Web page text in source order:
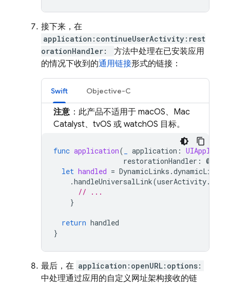
接下来，在
application:continueUserActivity:rest
orationHandler:
方法中处理在已安装应用
的情况下收到的通用链接形式的链接：
Swift Objective-C
注意：此产品不适用于 macOS、Mac
Catalyst、tvOS 或 watchOS 目标。
func application( application :
restorationHandler : @
let handled = DynamicLinks .dynamicLinks
.handleUniversalLink(userActivity.
// ...
}
return handled
}
最后，在 application:openURL:options:
中处理通过应用的自定义网址架构接收的链